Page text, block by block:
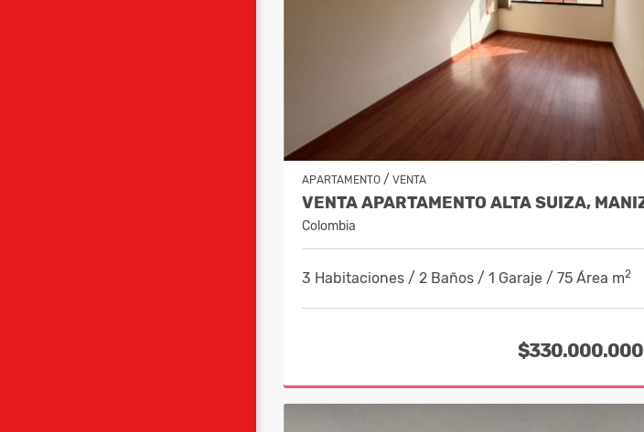
APARTAMENTO / VENTA
Colombia
3 Habitaciones / 2 Baños / 1 Garaje / 75 Área m2
$330.000.000